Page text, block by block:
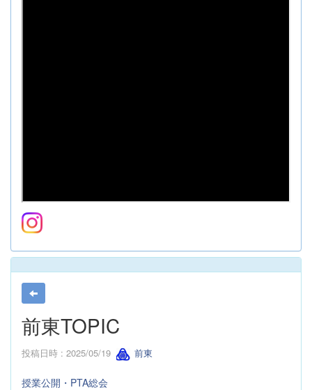
前東TOPIC
投稿日時 : 2025/05/19 前東
授業公開・PTA総会